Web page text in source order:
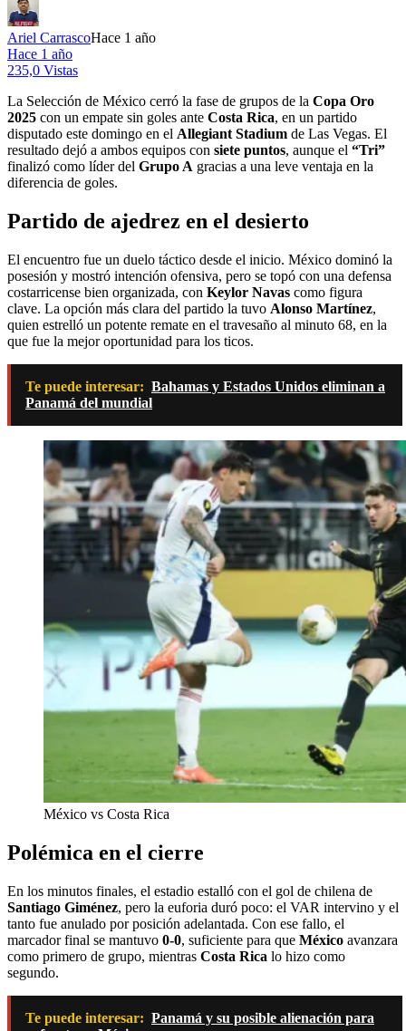
Ariel CarrascoHace 1 año
Hace 1 año
235,0 Vistas
La Selección de México cerró la fase de grupos de la Copa Oro
2025 con un empate sin goles ante Costa Rica, en un partido
disputado este domingo en el Allegiant Stadium de Las Vegas. El
resultado dejó a ambos equipos con siete puntos, aunque el “Tri”
finalizó como líder del Grupo A gracias a una leve ventaja en la
diferencia de goles.
Partido de ajedrez en el desierto
El encuentro fue un duelo táctico desde el inicio. México dominó la
posesión y mostró intención ofensiva, pero se topó con una defensa
costarricense bien organizada, con Keylor Navas como figura
clave. La opción más clara del partido la tuvo Alonso Martínez,
quien estrelló un potente remate en el travesaño al minuto 68, en la
que fue la mejor oportunidad para los ticos.
Te puede interesar: Bahamas y Estados Unidos eliminan a
Panamá del mundial
México vs Costa Rica
Polémica en el cierre
En los minutos finales, el estadio estalló con el gol de chilena de
Santiago Giménez, pero la euforia duró poco: el VAR intervino y el
tanto fue anulado por posición adelantada. Con ese fallo, el
marcador final se mantuvo 0-0, suficiente para que México avanzara
como primero de grupo, mientras Costa Rica lo hizo como
segundo.
Te puede interesar: Panamá y su posible alienación para